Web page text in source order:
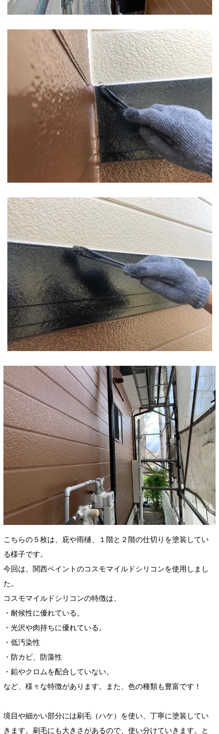
こちらの５枚は、庇や雨樋、１階と２階の仕切りを塗装してい
る様子です。
今回は、関西ペイントのコスモマイルドシリコンを使用しまし
た。
コスモマイルドシリコンの特徴は、
・耐候性に優れている。
・光沢や肉持ちに優れている。
・低汚染性
・防カビ、防藻性
・鉛やクロムを配合していない。
など、様々な特徴があります。また、色の種類も豊富です！
境目や細かい部分には刷毛（ハケ）を使い、丁寧に塗装してい
きます。刷毛にも大きさがあるので、使い分けていきます。と